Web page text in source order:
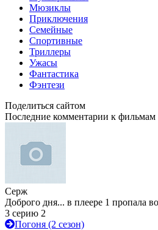
Мюзиклы
Приключения
Семейные
Спортивные
Триллеры
Ужасы
Фантастика
Фэнтези
Поделиться сайтом
Последние комментарии к фильмам
Серж
Доброго дня... в плеере 1 пропала
3 серию 2
Погоня (2 сезон)